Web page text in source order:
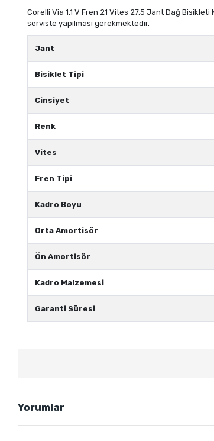
Corelli Via 1.1 V Fren 21 Vites 27,5 Jant Dağ
serviste yapılması gerekmektedir.
Jant
Bisiklet Tipi
Cinsiyet
Renk
Vites
Fren Tipi
Kadro Boyu
Orta Amortisör
Ön Amortisör
Kadro Malzemesi
Garanti Süresi
Yorumlar